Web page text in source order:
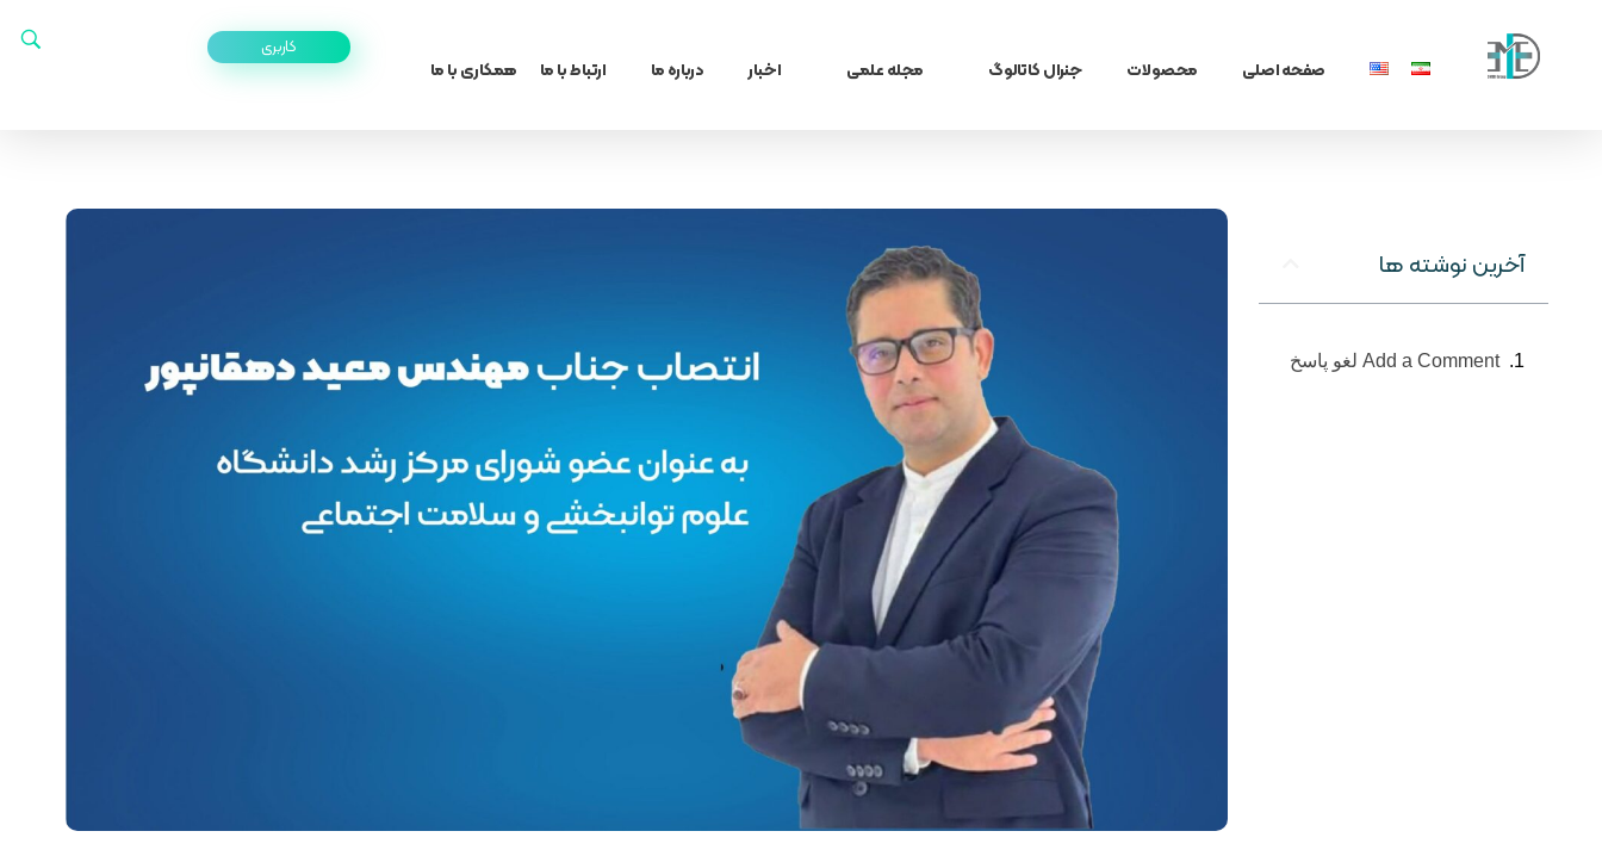
صفحه اصلی محصولات جنرال کاتالوگ مجله علمی اخبار درباره ما ارتباط با ما همکاری با ما
کاربری
آخرین نوشته ها
Add a Comment لغو پاسخ